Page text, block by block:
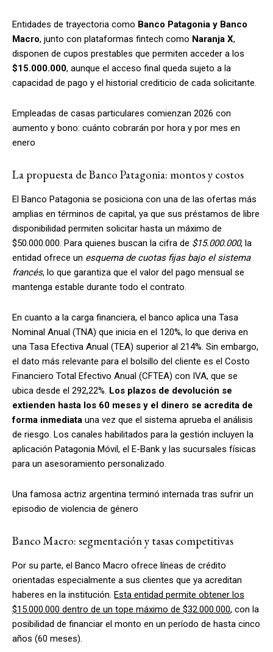
Entidades de trayectoria como Banco Patagonia y Banco
Macro, junto con plataformas fintech como Naranja X,
disponen de cupos prestables que permiten acceder a los
$15.000.000, aunque el acceso final queda sujeto a la
capacidad de pago y el historial crediticio de cada solicitante.
Empleadas de casas particulares comienzan 2026 con
aumento y bono: cuánto cobrarán por hora y por mes en
enero
La propuesta de Banco Patagonia: montos y costos
El Banco Patagonia se posiciona con una de las ofertas más
amplias en términos de capital, ya que sus préstamos de libre
disponibilidad permiten solicitar hasta un máximo de
$50.000.000. Para quienes buscan la cifra de $15.000.000, la
entidad ofrece un esquema de cuotas fijas bajo el sistema
francés, lo que garantiza que el valor del pago mensual se
mantenga estable durante todo el contrato.
En cuanto a la carga financiera, el banco aplica una Tasa
Nominal Anual (TNA) que inicia en el 120%, lo que deriva en
una Tasa Efectiva Anual (TEA) superior al 214%. Sin embargo,
el dato más relevante para el bolsillo del cliente es el Costo
Financiero Total Efectivo Anual (CFTEA) con IVA, que se
ubica desde el 292,22%. Los plazos de devolución se
extienden hasta los 60 meses y el dinero se acredita de
forma inmediata una vez que el sistema aprueba el análisis
de riesgo. Los canales habilitados para la gestión incluyen la
aplicación Patagonia Móvil, el E-Bank y las sucursales físicas
para un asesoramiento personalizado.
Una famosa actriz argentina terminó internada tras sufrir un
episodio de violencia de género
Banco Macro: segmentación y tasas competitivas
Por su parte, el Banco Macro ofrece líneas de crédito
orientadas especialmente a sus clientes que ya acreditan
haberes en la institución. Esta entidad permite obtener los
$15.000.000 dentro de un tope máximo de $32.000.000, con la
posibilidad de financiar el monto en un período de hasta cinco
años (60 meses).